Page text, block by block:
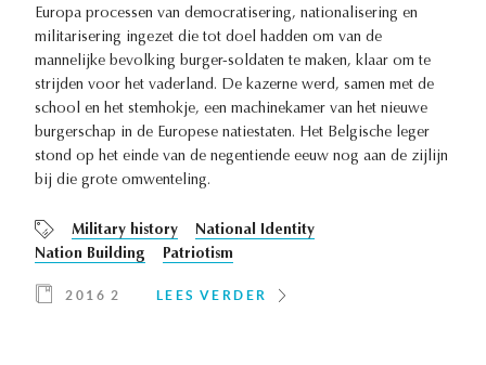
Europa processen van democratisering, nationalisering en
militarisering ingezet die tot doel hadden om van de
mannelijke bevolking burger-soldaten te maken, klaar om te
strijden voor het vaderland. De kazerne werd, samen met de
school en het stemhokje, een machinekamer van het nieuwe
burgerschap in de Europese natiestaten. Het Belgische leger
stond op het einde van de negentiende eeuw nog aan de zijlijn
bij die grote omwenteling.
Military history
National Identity
Nation Building
Patriotism
2016 2 LEES VERDER